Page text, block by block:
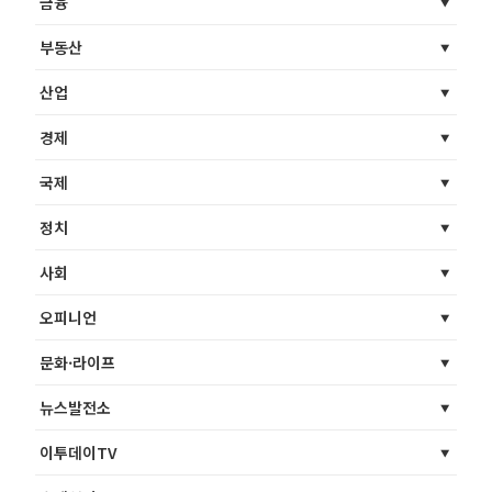
부동산
산업
경제
국제
정치
사회
오피니언
문화·라이프
뉴스발전소
이투데이TV